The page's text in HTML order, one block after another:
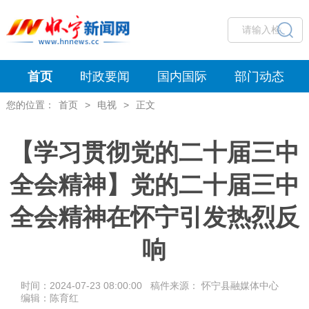
首页 时政要闻 国内国际 部门动态
您的位置： 首页 > 电视 > 正文
【学习贯彻党的二十届三中
全会精神】党的二十届三中
全会精神在怀宁引发热烈反
响
时间：2024-07-23 08:00:00 稿件来源： 怀宁县融媒体中心
编辑：陈育红